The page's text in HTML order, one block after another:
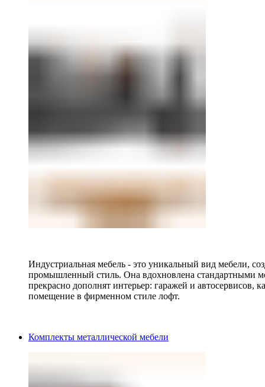
Индустриальная мебель - это уникальный вид мебели,
промышленный стиль. Она вдохновлена стандартными
прекрасно дополнят интерьер: гаражей и автосервисов,
помещение в фирменном стиле лофт.
Комплекты металлической мебели